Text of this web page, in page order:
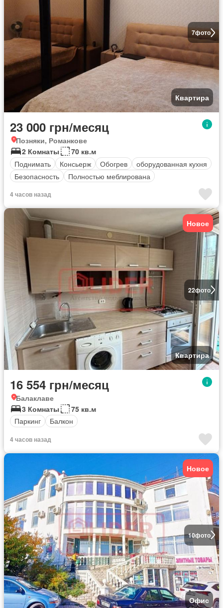
7фото
Квартира
23 000 грн/месяц
Позняки, Романкове
2 Комнаты
70 кв.м
Поднимать
Консьерж Обогрев
оборудованная кухня
Безопасность
Полностью меблирована
4 часов назад
22фото
Новое
Квартира
16 554 грн/месяц
Балаклаве
3 Комнаты
75 кв.м
Паркинг
Балкон
4 часов назад
10фото
Новое
Офис